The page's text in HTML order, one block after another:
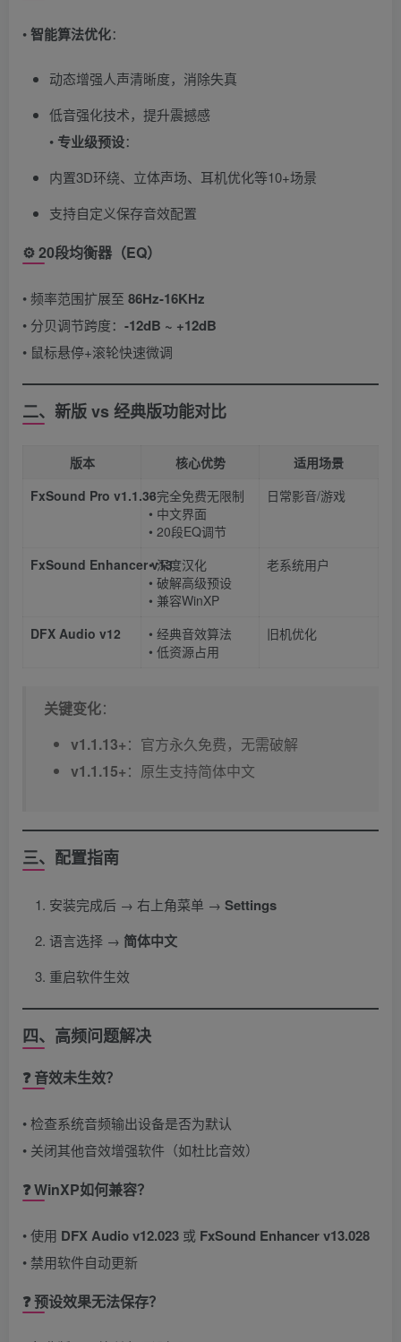
• ​智能算法优化​：
动态增强人声清晰度，消除失真
低音强化技术，提升震撼感
• ​ 专业级预设​：
内置3D环绕、立体声场、耳机优化等10+场景
支持自定义保存音效配置
⚙️ ​20段均衡器（EQ）​
• 频率范围扩展至 ​ 86Hz-16KHz
• 分贝调节跨度：​ ​-12dB ~ +12dB
• 鼠标悬停+滚轮快速微调
二、新版 vs 经典版功能对比
版本 核心优势
适用场景
FxSound Pro v1.1.33• 完全免费无限制
• 中文界面
• 20段EQ调节
日常影音/游戏
FxSound Enhancer v13• 深度汉化
• 破解高级预设
• 兼容WinXP
老系统用户
DFX Audio v12
• 经典音效算法
• 低资源占用
旧机优化
关键变化​：
v1.1.13+​​：官方永久免费，无需破解
v1.1.15+​​：原生支持简体中文
三、配置指南​
安装完成后 → 右上角菜单 → ​ Settings
语言选择 → ​ 简体中文
重启软件生效
四、高频问题解决
❓ ​ 音效未生效？​
• 检查系统音频输出设备是否为默认
• 关闭其他音效增强软件（如杜比音效）
❓ ​WinXP如何兼容？​
• 使用 ​ DFX Audio v12.023 ​ 或 ​ FxSound Enhancer v13.028
• 禁用软件自动更新
❓ ​预设效果无法保存？​